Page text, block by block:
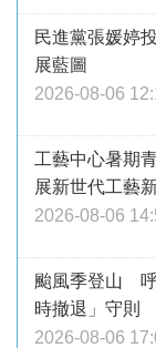
民進黨張媛婷
展藍圖
2026-08-06
工藝中心暑期
展新世代工藝
2026-08-06
颱風季登山
時撤退」守則
2026-08-06